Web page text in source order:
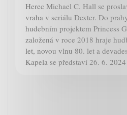
Herec Michael C. Hall se
vraha v seriálu Dexter. Do
hudebním projektem Princess
založená v roce 2018 hraje
let, novou vlnu 80. let a
Kapela se představí 26. 6.